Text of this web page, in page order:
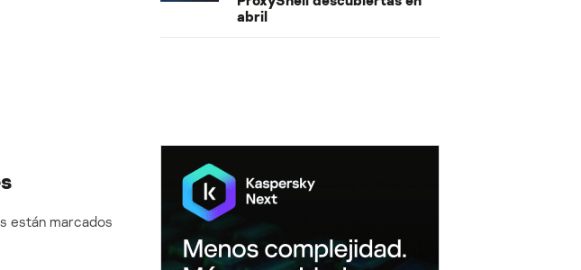
están marcados
abril